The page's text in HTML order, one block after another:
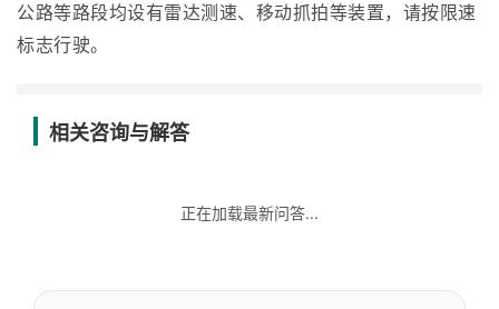
公路等路段均设有雷达测速、移动抓拍等装置，请按限速
标志行驶。
相关咨询与解答
正在加载最新问答...